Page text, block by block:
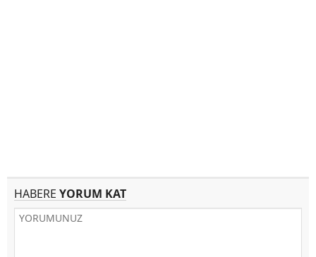
HABERE YORUM KAT